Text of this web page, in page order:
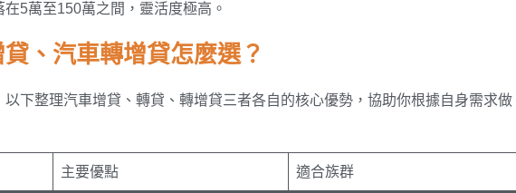
5萬至150萬之間，靈活度極高。
、汽車轉增貸怎麼選？
下整理汽車增貸、轉貸、轉增貸三者各自的核心優勢，協助你根據自身需求做
主要優點 適合族群